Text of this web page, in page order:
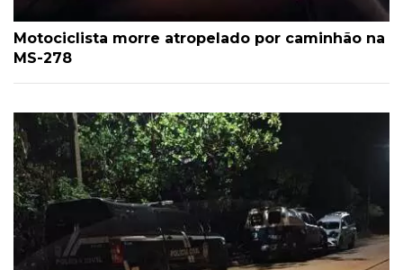
Motociclista morre atropelado por caminhão na
MS-278